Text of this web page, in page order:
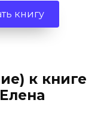
книгу
к книге